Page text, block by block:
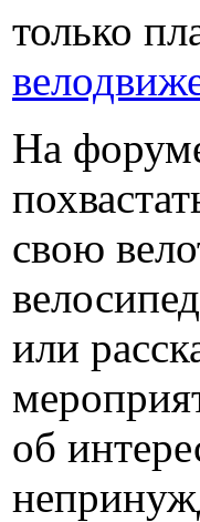
только
На
свою
или
об